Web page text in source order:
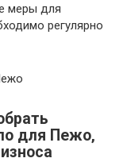
меры для
регулярно
для Пежо‚